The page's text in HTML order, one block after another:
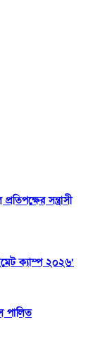
সন্ত্রাসী
ক্যাম্প ২০২৬’
পালিত